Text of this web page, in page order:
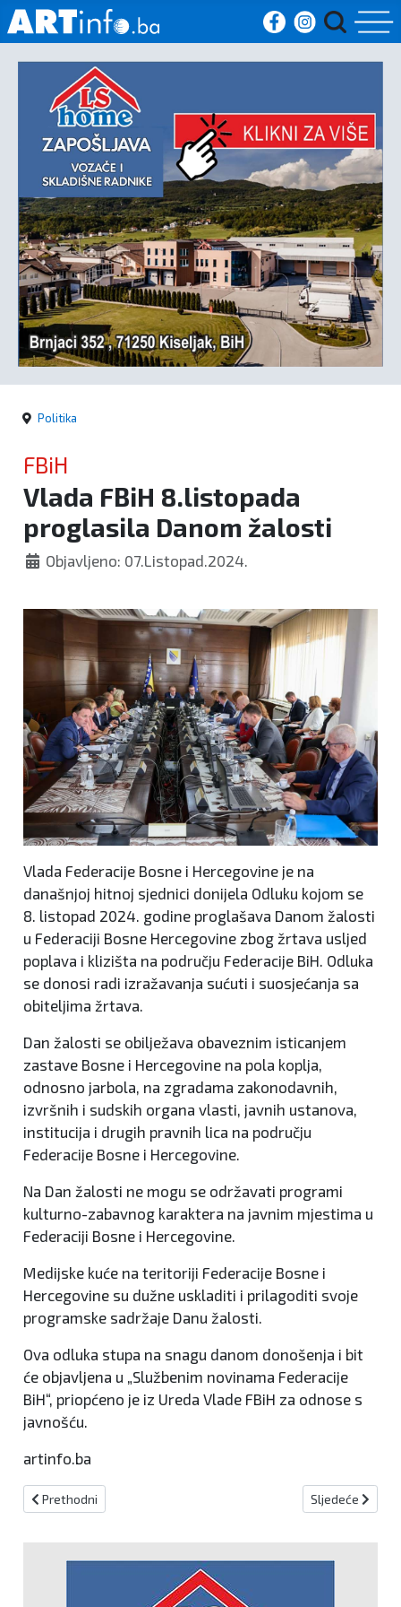
Početna
Vijesti
Sport
Kultura
Crna
kronika
Politika
Politika
FBiH
Vlada FBiH 8.listopada
proglasila Danom žalosti
Objavljeno: 07.Listopad.2024.
Vlada Federacije Bosne i Hercegovine je na
današnjoj hitnoj sjednici donijela Odluku kojom se
8. listopad 2024. godine proglašava Danom žalosti
u Federaciji Bosne Hercegovine zbog žrtava usljed
poplava i klizišta na području Federacije BiH. Odluka
se donosi radi izražavanja sućuti i suosjećanja sa
obiteljima žrtava.
Dan žalosti se obilježava obaveznim isticanjem
zastave Bosne i Hercegovine na pola koplja,
odnosno jarbola, na zgradama zakonodavnih,
izvršnih i sudskih organa vlasti, javnih ustanova,
institucija i drugih pravnih lica na području
Federacije Bosne i Hercegovine.
Na Dan žalosti ne mogu se održavati programi
kulturno-zabavnog karaktera na javnim mjestima u
Federaciji Bosne i Hercegovine.
Medijske kuće na teritoriji Federacije Bosne i
Hercegovine su dužne uskladiti i prilagoditi svoje
programske sadržaje Danu žalosti.
Ova odluka stupa na snagu danom donošenja i bit
će objavljena u „Službenim novinama Federacije
BiH“, priopćeno je iz Ureda Vlade FBiH za odnose s
javnošću.
artinfo.ba
Prethodni članak: Čović i Milas obišli Gojeviće i Bakoviće:
Prethodni Sljedeći
Sljedeće